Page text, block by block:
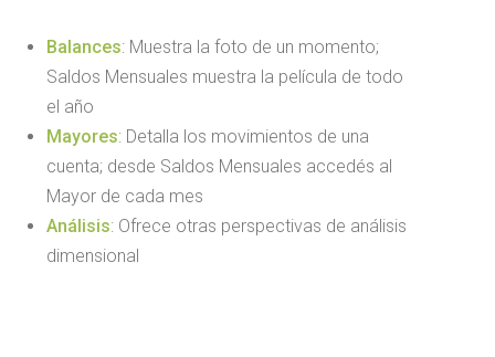
Balances: Muestra la foto de un momento;
Saldos Mensuales muestra la película de todo
el año
Mayores: Detalla los movimientos de una
cuenta; desde Saldos Mensuales accedés al
Mayor de cada mes
Análisis: Ofrece otras perspectivas de análisis
dimensional